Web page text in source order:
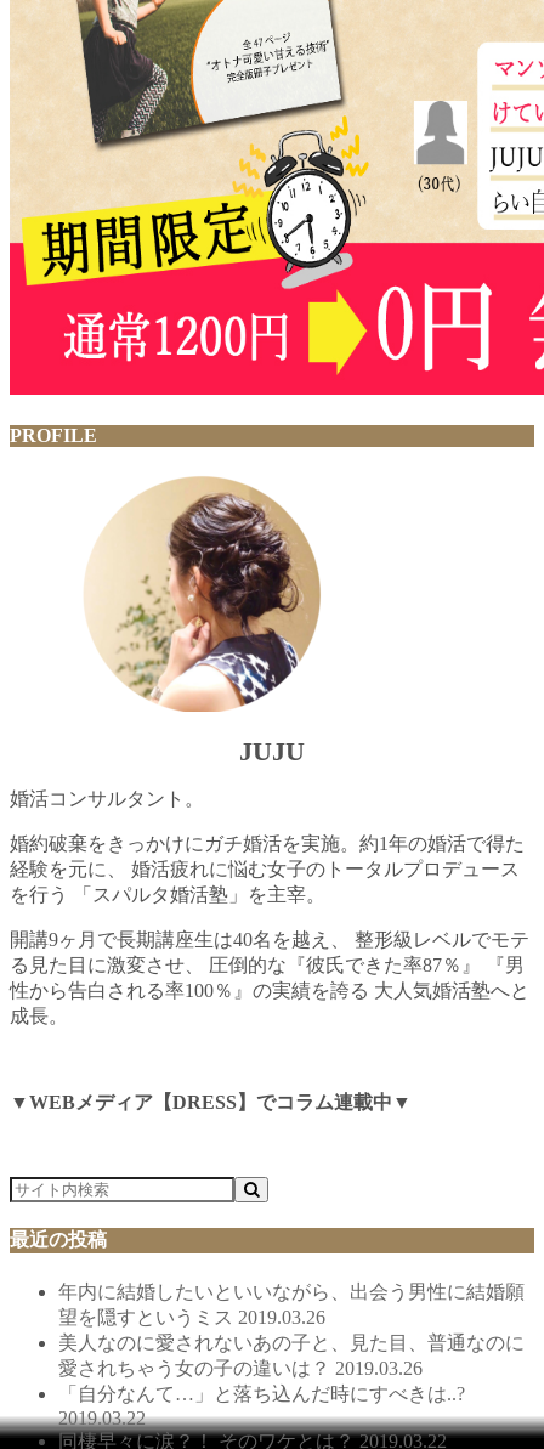
PROFILE
JUJU
婚活コンサルタント。
婚約破棄をきっかけにガチ婚活を実施。約1年の婚活で得た
経験を元に、 婚活疲れに悩む女子のトータルプロデュース
を行う 「スパルタ婚活塾」を主宰。
開講9ヶ月で長期講座生は40名を越え、 整形級レベルでモテ
る見た目に激変させ、 圧倒的な『彼氏できた率87％』 『男
性から告白される率100％』の実績を誇る 大人気婚活塾へと
成長。
▼WEBメディア【DRESS】でコラム連載中▼
最近の投稿
年内に結婚したいといいながら、出会う男性に結婚願
望を隠すというミス 2019.03.26
美人なのに愛されないあの子と、見た目、普通なのに
愛されちゃう女の子の違いは？ 2019.03.26
「自分なんて…」と落ち込んだ時にすべきは..?
2019.03.22
同棲早々に涙？！ そのワケとは？2019.03.22